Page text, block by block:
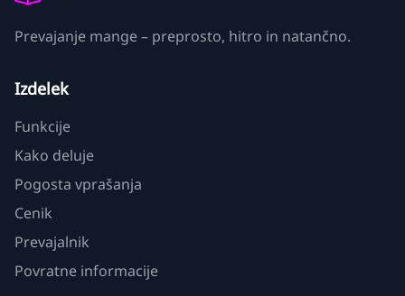
Prevajanje mange – preprosto, hitro in natančno.
Izdelek
Funkcije
Kako deluje
Pogosta vprašanja
Cenik
Prevajalnik
Povratne informacije